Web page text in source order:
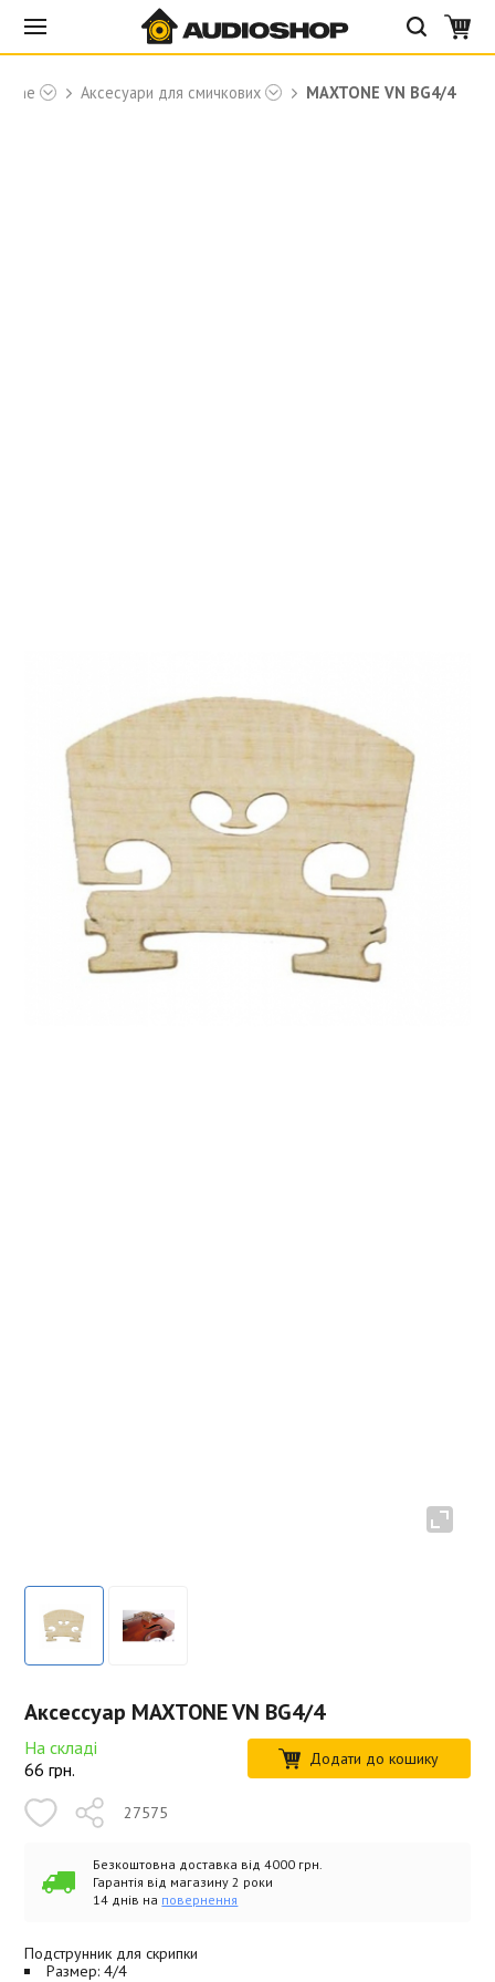
Аксесуари для смичкових MAXTONE VN BG4/4
Аксессуар MAXTONE VN BG4/4
На складі
66 грн. Додати до кошику
27575
Безкоштовна доставка від 4000 грн.
Гарантія від магазину 2 роки
14 днів на повернення
Подструнник для скрипки
Размер: 4/4